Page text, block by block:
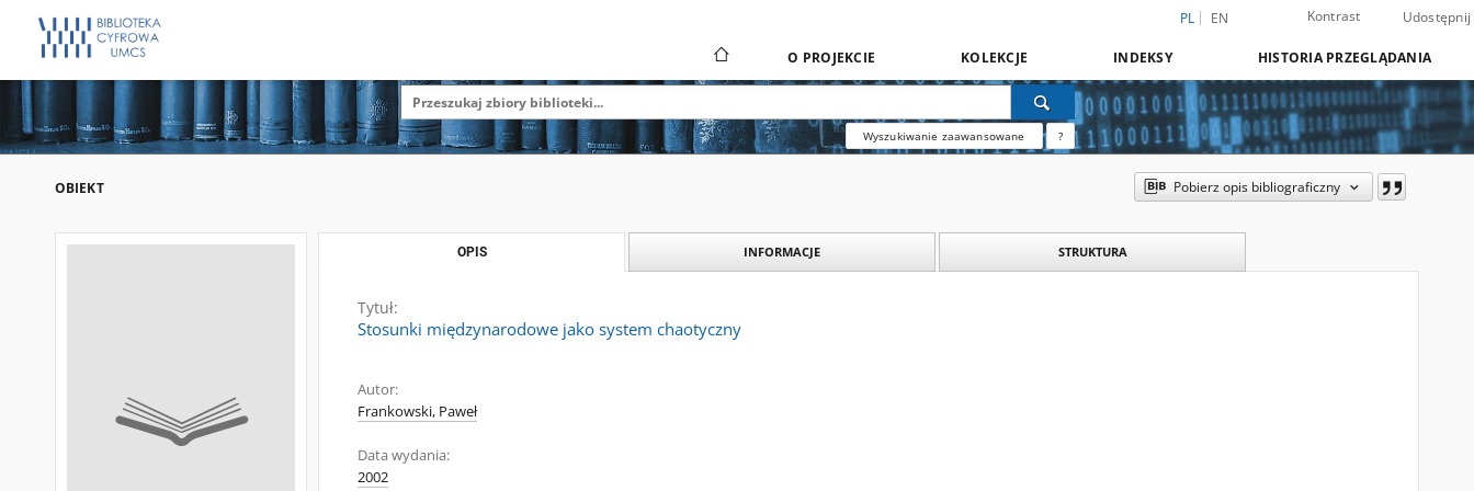
PL EN Kontrast Udostępnij
O PROJEKCIE KOLEKCJE INDEKSY HISTORIA PRZEGLĄDANIA
Wyszukiwanie zaawansowane ?
OBIEKT Pobierz opis bibliograficzny
OPIS INFORMACJE STRUKTURA
Tytuł:
Stosunki międzynarodowe jako system chaotyczny
Autor:
Frankowski, Paweł
Data wydania:
2002